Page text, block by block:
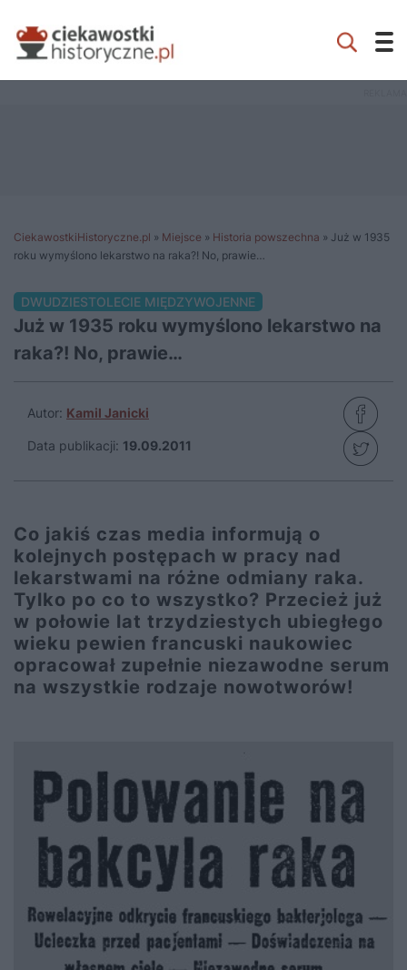
CiekawostkiHistoryczne.pl » Miejsce » Historia powszechna » Już w 1935
roku wymyślono lekarstwo na raka?! No, prawie…
DWUDZIESTOLECIE MIĘDZYWOJENNE
Już w 1935 roku wymyślono lekarstwo na
raka?! No, prawie…
Autor: Kamil Janicki
Data publikacji: 19.09.2011
Co jakiś czas media informują o
kolejnych postępach w pracy nad
lekarstwami na różne odmiany raka.
Tylko po co to wszystko? Przecież już
w połowie lat trzydziestych ubiegłego
wieku pewien francuski naukowiec
opracował zupełnie niezawodne serum
na wszystkie rodzaje nowotworów!